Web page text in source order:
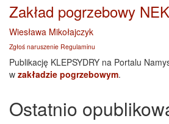
Zakład pogrzebowy
Wiesława Mikołajczyk
Zgłoś naruszenie Regulaminu
Publikację KLEPSYDRY na Portalu
w zakładzie pogrzebowym.
Ostatnio